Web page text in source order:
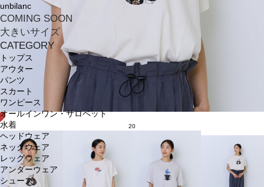
unbilanc
COMING SOON
大きいサイズ
CATEGORY
トップス
アウター
パンツ
スカート
ワンピース
オールインワン・サロペット
水着
ヘッドウェア
ネックウェア
レッグウェア
アンダーウェア
シューズ
20